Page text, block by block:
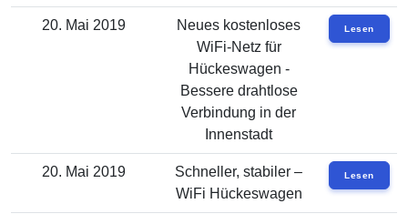
20. Mai 2019
Neues kostenloses
WiFi-Netz für
Hückeswagen -
Bessere drahtlose
Verbindung in der
Innenstadt
Lesen
20. Mai 2019
Schneller, stabiler –
WiFi Hückeswagen
Lesen